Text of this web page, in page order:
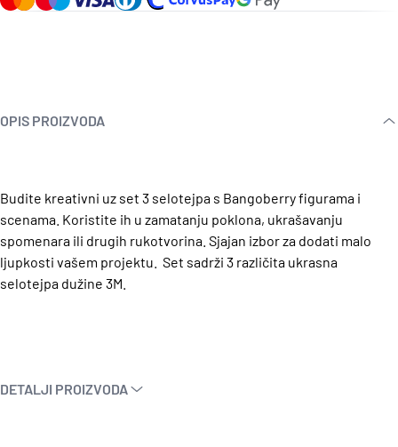
OPIS PROIZVODA
Budite kreativni uz set 3 selotejpa s Bangoberry figurama i
scenama. Koristite ih u zamatanju poklona, ukrašavanju
spomenara ili drugih rukotvorina. Sjajan izbor za dodati malo
ljupkosti vašem projektu. Set sadrži 3 različita ukrasna
selotejpa dužine 3M.
DETALJI PROIZVODA